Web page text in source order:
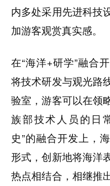
内多处采用先进科技
加游客观赏真实感。
在“海洋+研学”融合
将技术研发与观光路
验室，游客可以在领
族部技术人员的日
史”的融合开发上，
形式，创新地将海洋
热点相结合，相继推